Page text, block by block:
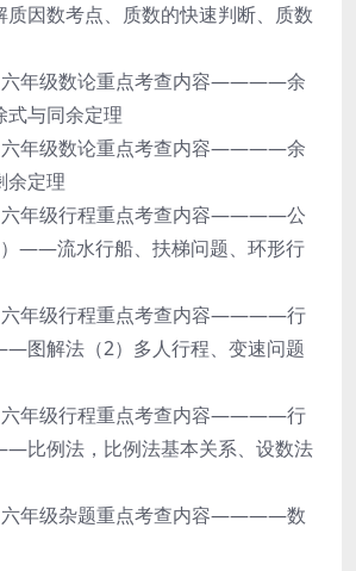
因数考点、质数的快速判断、质数
六年级数论重点考查内容————余
与同余定理
六年级数论重点考查内容————余
定理
六年级行程重点考查内容————公
——流水行船、扶梯问题、环形行
六年级行程重点考查内容————行
图解法（2）多人行程、变速问题
六年级行程重点考查内容————行
比例法，比例法基本关系、设数法
六年级杂题重点考查内容————数